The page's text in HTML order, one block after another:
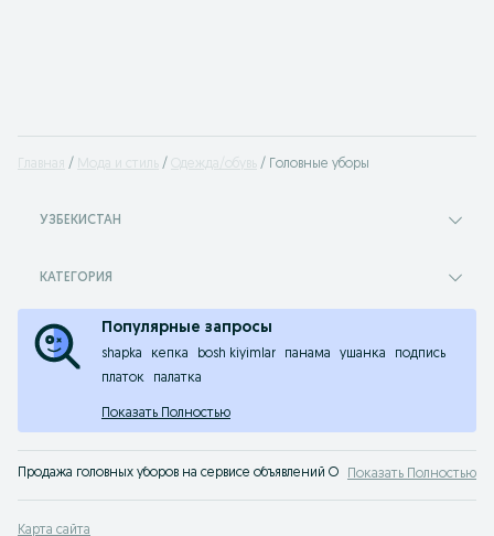
Главная Мода и стиль Одежда/обувь Головные уборы
УЗБЕКИСТАН
КАТЕГОРИЯ
Популярные запросы
shapka кепка bosh kiyimlar панама ушанка
подпись
платок
палатка
Показать Полностью
Продажа головных уборов на сервисе объявлений OLX.uz Узбекистан.
Популярные запросы при поиске обуви и одежды в Узбекистане:
jordan 4,аир макс
Показать Полностью
Карта сайта